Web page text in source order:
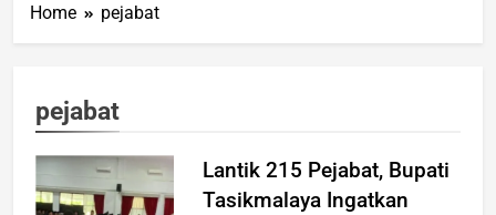
Home pejabat
pejabat
Lantik 215 Pejabat, Bupati
Tasikmalaya Ingatkan